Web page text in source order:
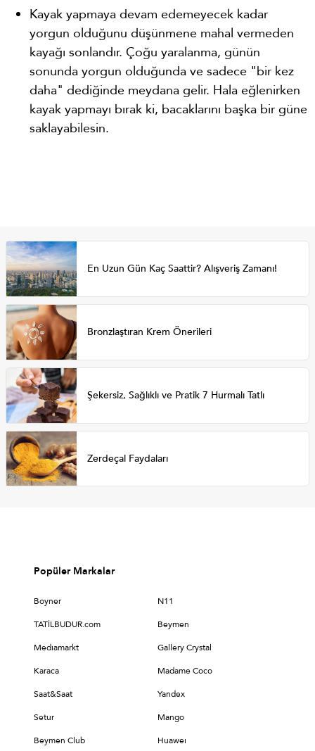
Kayak yapmaya devam edemeyecek kadar
yorgun olduğunu düşünmene mahal vermeden
kayağı sonlandır. Çoğu yaralanma, günün
sonunda yorgun olduğunda ve sadece "bir kez
daha" dediğinde meydana gelir. Hala eğlenirken
kayak yapmayı bırak ki, bacaklarını başka bir güne
saklayabilesin.
En Uzun Gün Kaç Saattir? Alışveriş Zamanı!
Bronzlaştıran Krem Önerileri
Şekersiz, Sağlıklı ve Pratik 7 Hurmalı Tatlı
Zerdeçal Faydaları
Popüler Markalar
Boyner N11
TATİLBUDUR.com Beymen
Medıamarkt Gallery Crystal
Karaca Madame Coco
Saat&Saat Yandex
Setur Mango
Beymen Club Huaweı